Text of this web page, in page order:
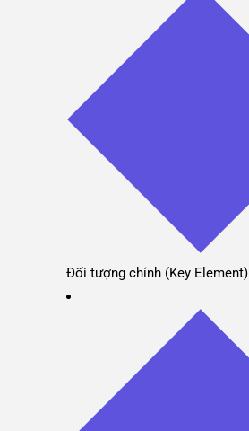
Đối tượng chính (Key Element)